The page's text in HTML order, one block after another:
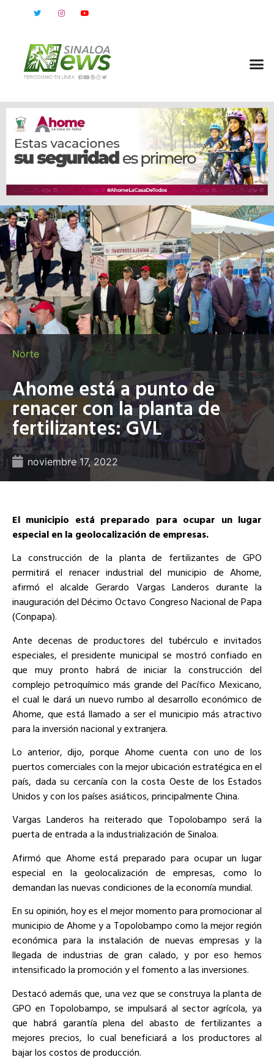
Norte
Ahome está a punto de
renacer con la planta de
fertilizantes: GVL
noviembre 17, 2022
El municipio está preparado para ocupar un lugar
especial en la geolocalización de empresas.
La construcción de la planta de fertilizantes de GPO
permitirá el renacer industrial del municipio de Ahome,
afirmó el alcalde Gerardo Vargas Landeros durante la
inauguración del Décimo Octavo Congreso Nacional de Papa
(Conpapa).
Ante decenas de productores del tubérculo e invitados
especiales, el presidente municipal se mostró confiado en
que muy pronto habrá de iniciar la construcción del
complejo petroquímico más grande del Pacífico Mexicano,
el cual le dará un nuevo rumbo al desarrollo económico de
Ahome, que está llamado a ser el municipio más atractivo
para la inversión nacional y extranjera.
Lo anterior, dijo, porque Ahome cuenta con uno de los
puertos comerciales con la mejor ubicación estratégica en el
país, dada su cercanía con la costa Oeste de los Estados
Unidos y con los países asiáticos, principalmente China.
Vargas Landeros ha reiterado que Topolobampo será la
puerta de entrada a la industrialización de Sinaloa.
Afirmó que Ahome está preparado para ocupar un lugar
especial en la geolocalización de empresas, como lo
demandan las nuevas condiciones de la economía mundial.
En su opinión, hoy es el mejor momento para promocionar al
municipio de Ahome y a Topolobampo como la mejor región
económica para la instalación de nuevas empresas y la
llegada de industrias de gran calado, y por eso hemos
intensificado la promoción y el fomento a las inversiones.
Destacó además que, una vez que se construya la planta de
GPO en Topolobampo, se impulsará al sector agrícola, ya
que habrá garantía plena del abasto de fertilizantes a
mejores precios, lo cual beneficiará a los productores al
bajar los costos de producción.